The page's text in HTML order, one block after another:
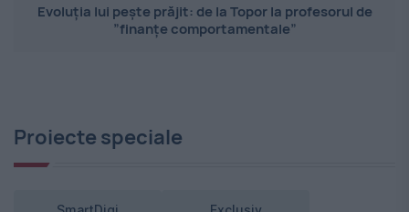
Evoluția lui pește prăjit: de la Topor la profesorul de
”finanțe comportamentale”
Proiecte speciale